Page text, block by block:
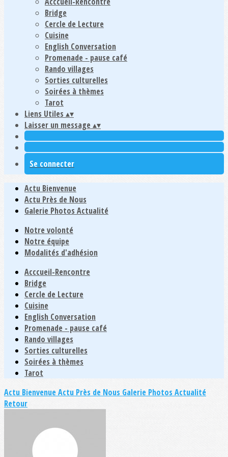
Bridge
Cercle de Lecture
Cuisine
English Conversation
Promenade - pause café
Rando villages
Sorties culturelles
Soirées à thèmes
Tarot
Liens Utiles ▴▾
Laisser un message ▴▾
Se connecter
Actu Bienvenue
Actu Près de Nous
Galerie Photos Actualité
Notre volonté
Notre équipe
Modalités d'adhésion
Acccueil-Rencontre
Bridge
Cercle de Lecture
Cuisine
English Conversation
Promenade - pause café
Rando villages
Sorties culturelles
Soirées à thèmes
Tarot
Actu BienvenueActu Près de Nous Galerie Photos Actualité
Retour